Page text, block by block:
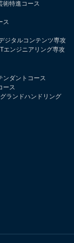
術特進コース
ス
ジタルコンテンツ専攻
エンジニアリング専攻
ンダントコース
ース
ランドハンドリング